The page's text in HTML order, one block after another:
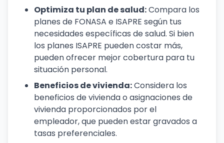
Optimiza tu plan de salud:Compara los
planes de FONASA e ISAPRE según tus
necesidades específicas de salud. Si bien
los planes ISAPRE pueden costar más,
pueden ofrecer mejor cobertura para tu
situación personal.
Beneficios de vivienda:Considera los
beneficios de vivienda o asignaciones de
vivienda proporcionados por el
empleador, que pueden estar gravados a
tasas preferenciales.